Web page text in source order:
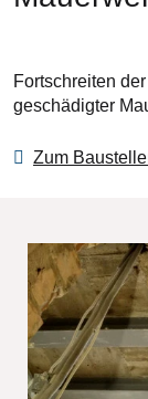
Fortschreiten
geschädigter
Zum
Bilddatei